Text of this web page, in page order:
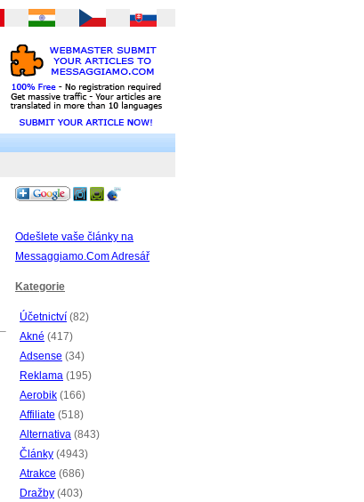
Odešlete vaše články na
Messaggiamo.Com Adresář
Kategorie
Účetnictví (82)
Akné (417)
Adsense (34)
Reklama (195)
Aerobik (166)
Affiliate (518)
Alternativa (843)
Články (4943)
Atrakce (686)
Dražby (403)